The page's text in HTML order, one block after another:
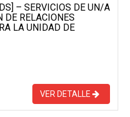
– SERVICIOS DE UN/A
DE RELACIONES
LA UNIDAD DE
VER DETALLE